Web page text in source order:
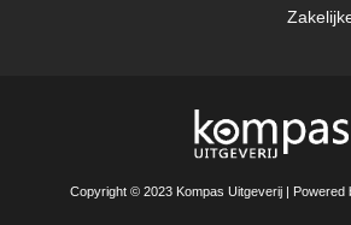
Copyright © 2023 Kompas Uitgeverij | Powered